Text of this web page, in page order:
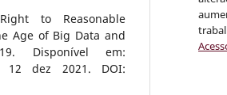
to Reasonable
Age of Big Data and
Disponível em:
12 dez 2021. DOI: